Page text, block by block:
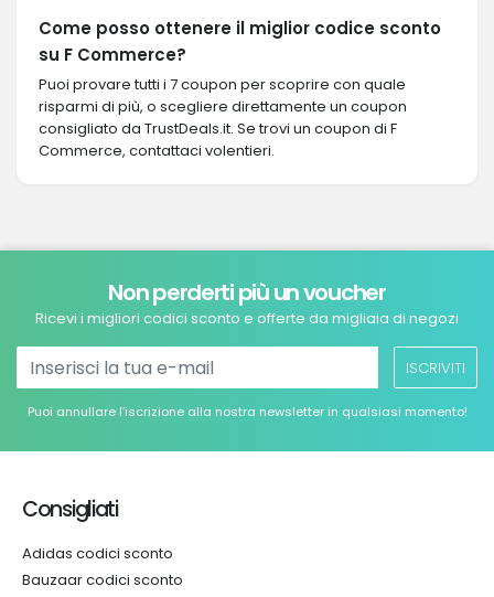
Come posso ottenere il miglior codice sconto
su F Commerce?
Puoi provare tutti i 7 coupon per scoprire con quale
risparmi di più, o scegliere direttamente un coupon
consigliato da TrustDeals.it. Se trovi un coupon di F
Commerce, contattaci volentieri.
Non perderti più un voucher
Ricevi i migliori codici sconto e offerte da migliaia di negozi
ISCRIVITI
Puoi annullare l’iscrizione alla nostra newsletter in qualsiasi momento!
Consigliati
Adidas codici sconto
Bauzaar codici sconto